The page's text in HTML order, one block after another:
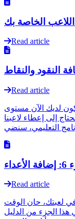
Read article
Read article
أن يكون لديك الآن مستوى
إلى إعطاء لاعبنا
Read article
لعبتك، حان الوقت
هذا الجزء من الدليل